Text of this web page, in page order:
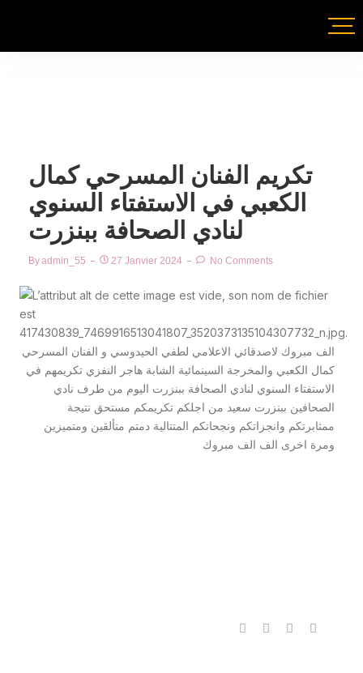
تكريم الفنان المسرحي كمال
الكعبي في الاستفتاء السنوي
لنادي الصحافة ببنزرت
ByAdmin_55 27 Janvier 2024 No Comments
الف مبروك لاصدقائي الاعلامي لطفي الحيدوسي و الفنان المسرحي
كمال الكعبي والمخرجة السينمائية الشابة هاجر النفزي تكريمهم في
الاستفتاء السنوي لنادي الصحافة ببنزرت اليوم من طرف نادي
الصحافين ببنزرت سعيد من اجلكم تكريمكم مستحق نتيجة
ممثابرتكم وانجزاتكم ونجحاتكم المتتالية دمتم متألقين ومتميزين
ومرة اخرى الف الف مبروك